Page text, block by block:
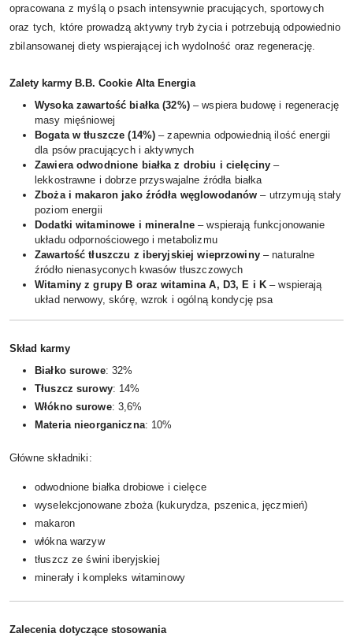
opracowana z myślą o psach intensywnie pracujących, sportowych
oraz tych, które prowadzą aktywny tryb życia i potrzebują odpowiednio
zbilansowanej diety wspierającej ich wydolność oraz regenerację.
Zalety karmy B.B. Cookie Alta Energia
Wysoka zawartość białka (32%)– wspiera budowę i regenerację
masy mięśniowej
Bogata w tłuszcze (14%) – zapewnia odpowiednią ilość energii
dla psów pracujących i aktywnych
Zawiera odwodnione białka z drobiu i cielęciny –
lekkostrawne i dobrze przyswajalne źródła białka
Zboża i makaron jako źródła węglowodanów – utrzymują stały
poziom energii
Dodatki witaminowe i mineralne – wspierają funkcjonowanie
układu odpornościowego i metabolizmu
Zawartość tłuszczu z iberyjskiej wieprzowiny– naturalne
źródło nienasyconych kwasów tłuszczowych
Witaminy z grupy B oraz witamina A, D3, E i K – wspierają
układ nerwowy, skórę, wzrok i ogólną kondycję psa
Skład karmy
Białko surowe: 32%
Tłuszcz surowy: 14%
Włókno surowe: 3,6%
Materia nieorganiczna: 10%
Główne składniki:
odwodnione białka drobiowe i cielęce
wyselekcjonowane zboża (kukurydza, pszenica, jęczmień)
makaron
włókna warzyw
tłuszcz ze świni iberyjskiej
minerały i kompleks witaminowy
Zalecenia dotyczące stosowania